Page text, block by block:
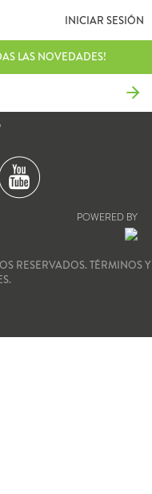
INICIAR SESIÓN
LAS NOVEDADES!
POWERED BY
RESERVADOS. TÉRMINOS Y